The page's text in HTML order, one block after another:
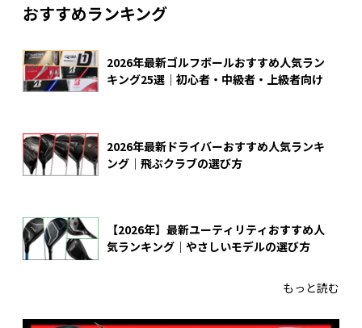
おすすめランキング
2026年最新ゴルフボールおすすめ人気ラン
キング25選｜初心者・中級者・上級者向け
2026年最新ドライバーおすすめ人気ランキ
ング｜飛ぶクラブの選び方
【2026年】最新ユーティリティおすすめ人
気ランキング｜やさしいモデルの選び方
もっと読む